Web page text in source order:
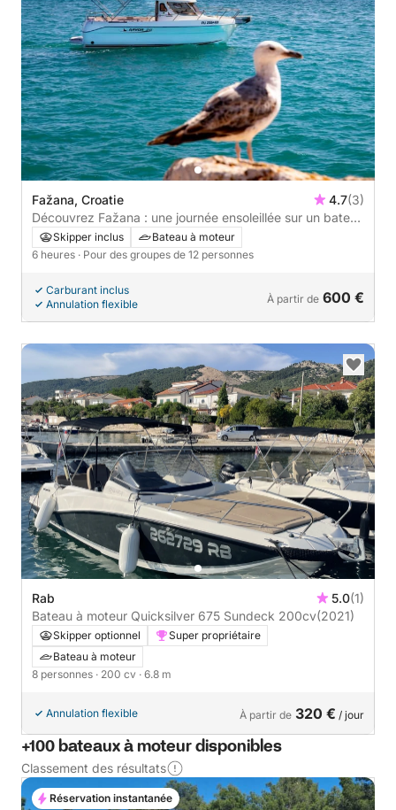
Fažana, Croatie 4.7(3)
Découvrez Fažana : une journée ensoleillée sur un bateau
à moteur
Skipper inclus
Bateau à moteur
6 heures · Pour des groupes de 12 personnes
Carburant inclus
Annulation flexible
À partir de 600 €
Rab 5.0(1)
Bateau à moteur Quicksilver 675 Sundeck 200cv(2021)
Skipper optionnel
Super propriétaire
Bateau à moteur
8 personnes · 200 cv · 6.8 m
Annulation flexible À partir de 320 € / jour
+100 bateaux à moteur disponibles
Classement des résultats
Réservation instantanée